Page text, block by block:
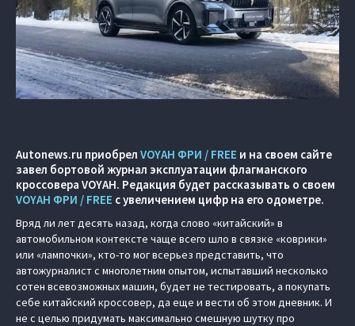
Autonews.ru приобрел VOYAH ФРИ / FREE и на своем сайте
завел бортовой журнал эксплуатации флагманского
кроссовера VOYAH. Редакция будет рассказывать о своем
VOYAH ФРИ / FREE с увеличением цифр на его одометре.
Вряд ли лет десять назад, когда слово «китайский» в
автомобильном контексте чаще всего шло в связке «коврики»
или «лампочки», кто-то мог всерьез представить, что
автожурналист с многолетним опытом, испытавший несколько
сотен всевозможных машин, будет не тестировать, а покупать
себе китайский кроссовер, да еще и вести об этом дневник. И
не с целью придумать максимально смешную шутку про